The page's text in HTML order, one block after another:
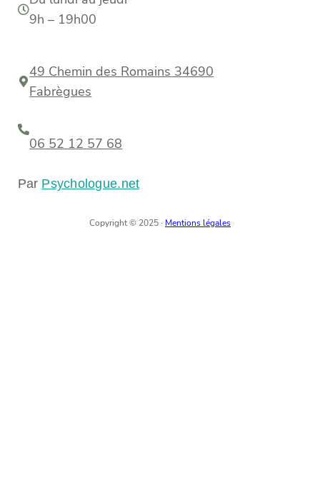
9h – 19h00
49 Chemin des Romains 34690
Fabrègues
06 52 12 57 68
Par Psychologue.net
Copyright © 2025 · Mentions légales